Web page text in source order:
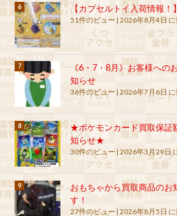
【カプセルトイ入荷情報！
51件のビュー | 2026年8月4日
《6・7・8月》お客様への
知らせ
36件のビュー 2026年7月6日
★ポケモンカード買取保証
知らせ★
30件のビュー |2026年3月29日
おもちゃから買取商品のお
す！
27件のビュー | 2026年8月5日